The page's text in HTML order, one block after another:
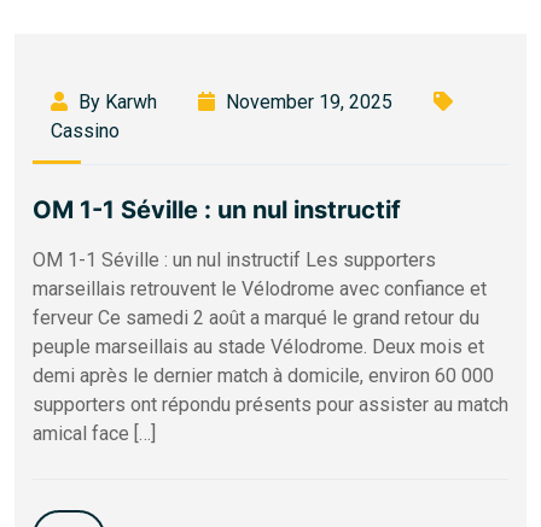
By Karwh
November 19, 2025
Cassino
OM 1-1 Séville : un nul instructif
OM 1-1 Séville : un nul instructif Les supporters
marseillais retrouvent le Vélodrome avec confiance et
ferveur Ce samedi 2 août a marqué le grand retour du
peuple marseillais au stade Vélodrome. Deux mois et
demi après le dernier match à domicile, environ 60 000
supporters ont répondu présents pour assister au match
amical face […]